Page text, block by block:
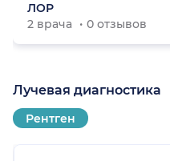
ЛОР
2 врача
0 отзывов
Лучевая диагностика
Рентген